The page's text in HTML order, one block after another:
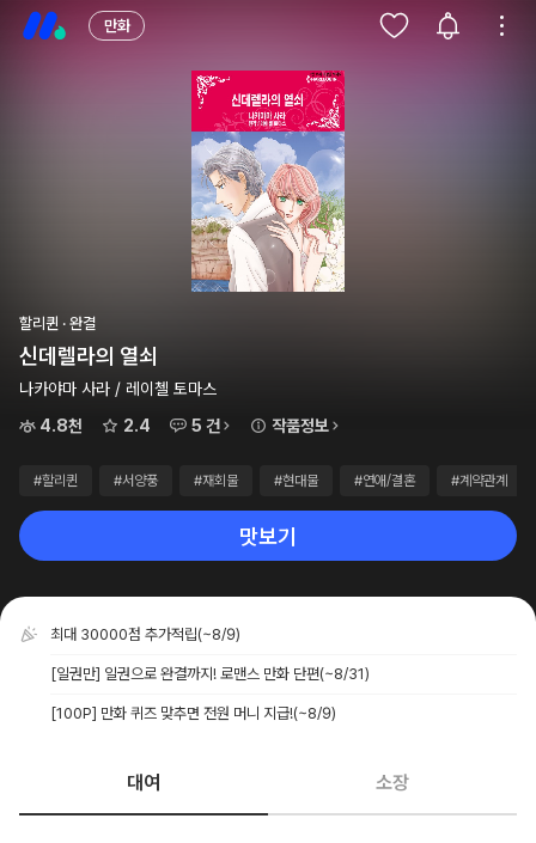
만화
할리퀸 · 완결
신데렐라의 열쇠
나카야마 사라 / 레이첼 토마스
4.8천
2.4 5 건 작품정보
#할리퀸 #서양풍 #재회물 #현대물 #연애/결혼 #계약관계
맛보기
최대 30000점 추가적립(~8/9)
[일권만] 일권으로 완결까지! 로맨스 만화 단편(~8/31)
[100P] 만화 퀴즈 맞추면 전원 머니 지급!(~8/9)
대여 소장